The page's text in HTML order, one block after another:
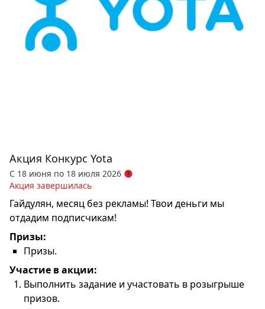
Акция Конкурс Yota
С 18 июня по 18 июля 2026
Акция завершилась
Гайдулян, месяц без рекламы! Твои деньги мы
отдадим подписчикам!
Призы:
Призы.
Участие в акции:
Выполнить задание и участовать в розыгрыше
призов.